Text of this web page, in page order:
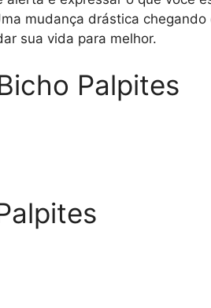
mudança drástica
sua vida para melhor.
Palpites